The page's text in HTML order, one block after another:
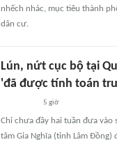
nhếch nhác, mục tiêu thành
dân cư.
Lún, nứt cục bộ tại
'đã được tính toán
5 giờ
Chỉ chưa đầy hai tuần đưa
tâm Gia Nghĩa (tỉnh Lâm